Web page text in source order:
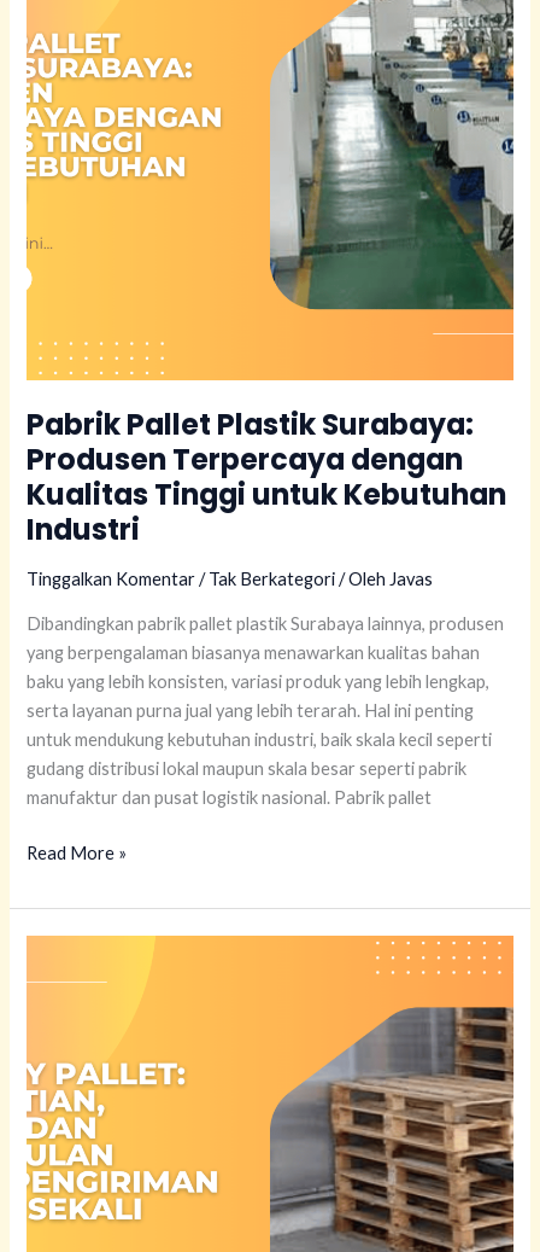
Pabrik Pallet Plastik Surabaya:
Produsen Terpercaya dengan
Kualitas Tinggi untuk Kebutuhan
Industri
Tinggalkan Komentar /Tak Berkategori/ Oleh Javas
Dibandingkan pabrik pallet plastik Surabaya lainnya, produsen
yang berpengalaman biasanya menawarkan kualitas bahan
baku yang lebih konsisten, variasi produk yang lebih lengkap,
serta layanan purna jual yang lebih terarah. Hal ini penting
untuk mendukung kebutuhan industri, baik skala kecil seperti
gudang distribusi lokal maupun skala besar seperti pabrik
manufaktur dan pusat logistik nasional. Pabrik pallet
Terpercaya
dengan
Kualitas
Tinggi
untuk
Read More »
Way
Fungsi,
dan
Keunggulan
untuk
Pengiriman
Ekspor